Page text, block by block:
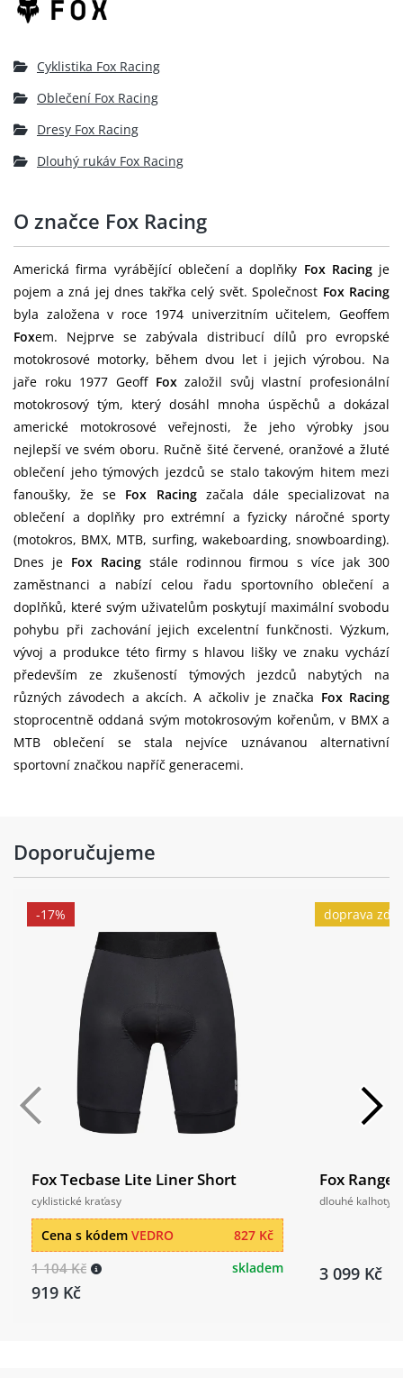
Cyklistika Fox Racing
Oblečení Fox Racing
Dresy Fox Racing
Dlouhý rukáv Fox Racing
O značce Fox Racing
Americká firma vyrábějící oblečení a doplňky Fox Racingje
pojem a zná jej dnes takřka celý svět. Společnost Fox Racing
byla založena v roce 1974 univerzitním učitelem, Geoffem
Foxem. Nejprve se zabývala distribucí dílů pro evropské
motokrosové motorky, během dvou let i jejich výrobou. Na
jaře roku 1977 Geoff Foxzaložil svůj vlastní profesionální
motokrosový tým, který dosáhl mnoha úspěchů a dokázal
americké motokrosové veřejnosti, že jeho výrobky jsou
nejlepší ve svém oboru. Ručně šité červené, oranžové a žluté
oblečení jeho týmových jezdců se stalo takovým hitem mezi
fanoušky, že se Fox Racingzačala dále specializovat na
oblečení a doplňky pro extrémní a fyzicky náročné sporty
(motokros, BMX, MTB, surfing, wakeboarding, snowboarding).
Dnes je Fox Racingstále rodinnou firmou s více jak 300
zaměstnanci a nabízí celou řadu sportovního oblečení a
doplňků, které svým uživatelům poskytují maximální svobodu
pohybu při zachování jejich excelentní funkčnosti. Výzkum,
vývoj a produkce této firmy s hlavou lišky ve znaku vychází
především ze zkušeností týmových jezdců nabytých na
různých závodech a akcích. A ačkoliv je značka Fox Racing
stoprocentně oddaná svým motokrosovým kořenům, v BMX a
MTB oblečení se stala nejvíce uznávanou alternativní
sportovní značkou napříč generacemi.
Doporučujeme
-17%
Fox Tecbase Lite Liner Short
cyklistické kraťasy
827 Kč
Cena s kódem VEDRO
1 104 Kč
919 Kč
skladem
doprava
Fox
dlouhé kalhoty
3 099 Kč